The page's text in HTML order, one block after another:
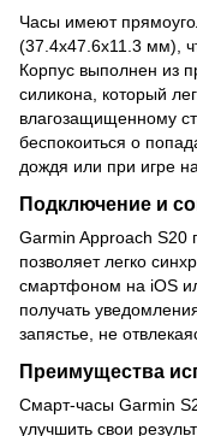
Часы имеют
(37.4x47.6x11.3 мм),
Корпус выполнен из
силикона, который
влагозащищенному
беспокоиться о
дождя или при игре
Подключение и
Garmin Approach S20
позволяет легко
смартфоном на iOS
получать
запястье, не
Преимущества
Смарт-часы Garmin
улучшить свои